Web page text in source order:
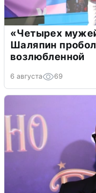
«Четырех
Шаляпин
возлюбленной
6 августа 69